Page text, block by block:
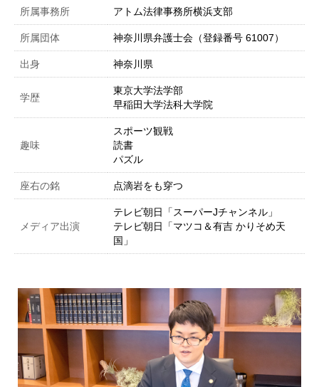
所属事務所 アトム法律事務所横浜支部
所属団体 神奈川県弁護士会（登録番号 61007）
出身 神奈川県
学歴
東京大学法学部
早稲田大学法科大学院
趣味
スポーツ観戦
読書
パズル
座右の銘 点滴岩をも穿つ
メディア出演
テレビ朝日「スーパーJチャンネル」
テレビ朝日「マツコ＆有吉 かりそめ天
国」